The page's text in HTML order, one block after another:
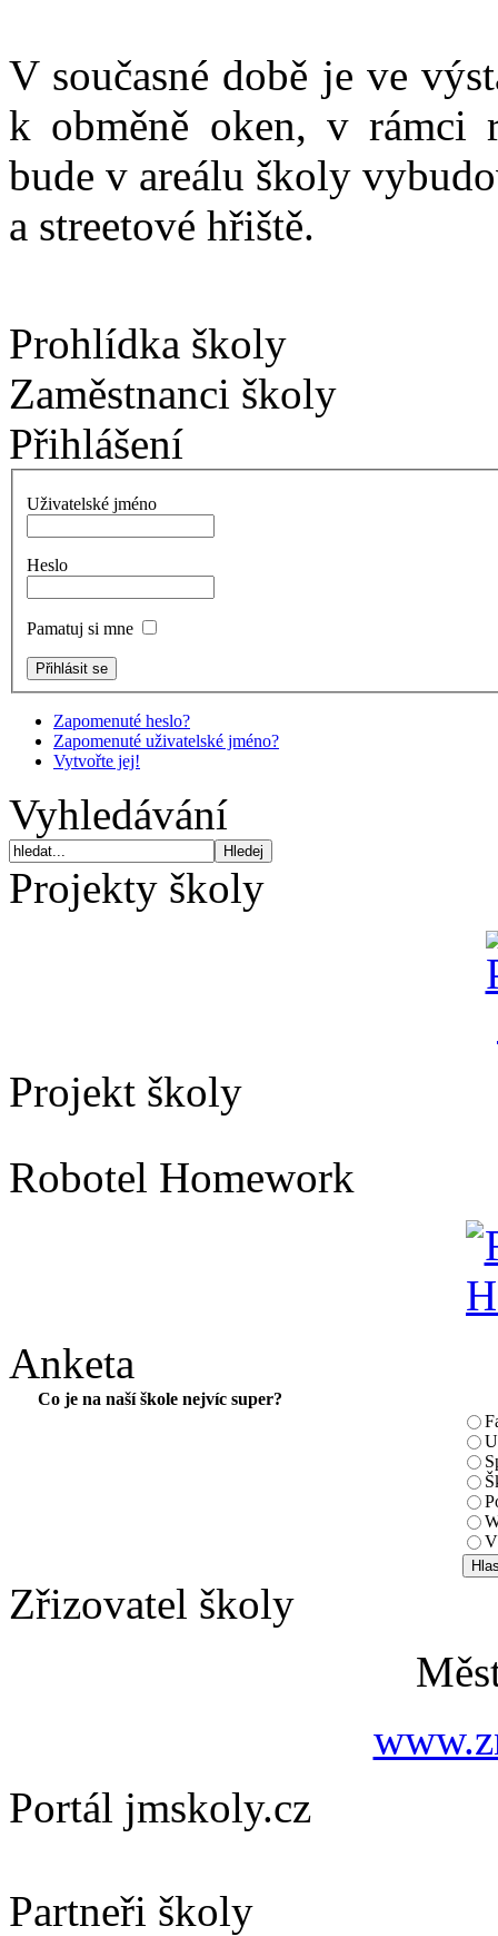
V současné době je ve
k obměně oken, v rámci
bude v areálu školy
a streetové hřiště.
Prohlídka školy
Zaměstnanci školy
Přihlášení
Uživatelské jméno
Heslo
Pamatuj si mne
Zapomenuté heslo?
Zapomenuté uživatelské jméno?
Vytvořte jej!
Vyhledávání
Projekty školy
Projekt školy
Robotel Homework
Anketa
Co je na naší škole nejvíc super?
Zřizovatel školy
Portál jmskoly.cz
Partneři školy